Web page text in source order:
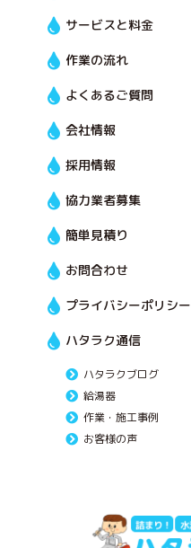
サービスと料金
作業の流れ
よくあるご質問
会社情報
採用情報
協力業者募集
簡単見積り
お問合わせ
プライバシーポリシー
ハタラク通信
ハタラクブログ
給湯器
作業・施工事例
お客様の声